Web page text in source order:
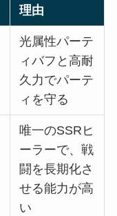
理由
光属性パーテ
ィバフと高耐
久力でパーテ
ィを守る
唯一のSSRヒ
ーラーで、戦
闘を長期化さ
せる能力が高
い